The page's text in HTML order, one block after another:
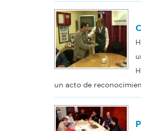
un acto de